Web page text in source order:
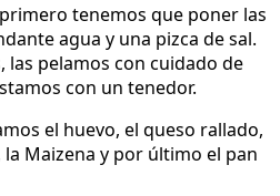
tenemos que poner las
agua y una pizca de sal.
las pelamos con cuidado de
con un tenedor.
el huevo, el queso rallado,
Maizena y por último el pan